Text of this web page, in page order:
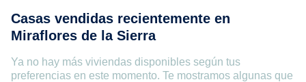
Casas vendidas recientemente en
Miraflores de la Sierra
Ya no hay más viviendas disponibles según tus
preferencias en este momento. Te mostramos algunas que